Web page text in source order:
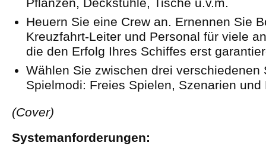
Heuern Sie eine Crew an. Ernennen Sie
Kreuzfahrt-Leiter und Personal für viele
die den Erfolg Ihres Schiffes erst
Wählen Sie zwischen drei verschiedenen
Spielmodi: Freies Spielen, Szenarien und
(Cover)
Systemanforderungen: